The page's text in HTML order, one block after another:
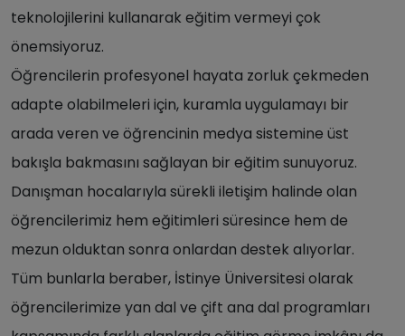
teknolojilerini kullanarak eğitim vermeyi çok
önemsiyoruz.
Öğrencilerin profesyonel hayata zorluk çekmeden
adapte olabilmeleri için, kuramla uygulamayı bir
arada veren ve öğrencinin medya sistemine üst
bakışla bakmasını sağlayan bir eğitim sunuyoruz.
Danışman hocalarıyla sürekli iletişim halinde olan
öğrencilerimiz hem eğitimleri süresince hem de
mezun olduktan sonra onlardan destek alıyorlar.
Tüm bunlarla beraber, İstinye Üniversitesi olarak
öğrencilerimize yan dal ve çift ana dal programları